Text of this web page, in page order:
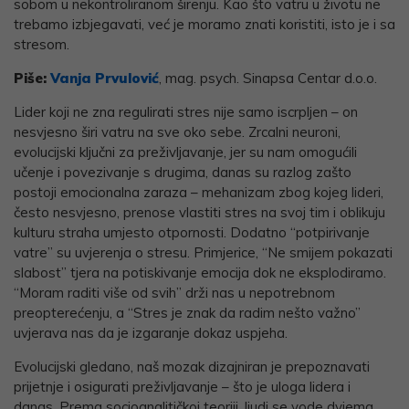
sobom u nekontroliranom širenju. Kao što vatru u životu ne
trebamo izbjegavati, već je moramo znati koristiti, isto je i sa
stresom.
Piše: Vanja Prvulović, mag. psych. Sinapsa Centar d.o.o.
Lider koji ne zna regulirati stres nije samo iscrpljen – on
nesvjesno širi vatru na sve oko sebe. Zrcalni neuroni,
evolucijski ključni za preživljavanje, jer su nam omogućili
učenje i povezivanje s drugima, danas su razlog zašto
postoji emocionalna zaraza – mehanizam zbog kojeg lideri,
često nesvjesno, prenose vlastiti stres na svoj tim i oblikuju
kulturu straha umjesto otpornosti. Dodatno “potpirivanje
vatre” su uvjerenja o stresu. Primjerice, “Ne smijem pokazati
slabost” tjera na potiskivanje emocija dok ne eksplodiramo.
“Moram raditi više od svih” drži nas u nepotrebnom
preopterećenju, a “Stres je znak da radim nešto važno”
uvjerava nas da je izgaranje dokaz uspjeha.
Evolucijski gledano, naš mozak dizajniran je prepoznavati
prijetnje i osigurati preživljavanje – što je uloga lidera i